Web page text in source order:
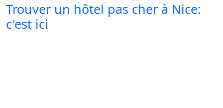
Trouver un hôtel pas cher à Nice:
c'est ici